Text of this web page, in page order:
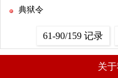
典狱令
61-90/159 记录
关